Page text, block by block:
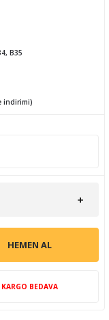
B35
indirimi)
HEMEN AL
KARGO BEDAVA